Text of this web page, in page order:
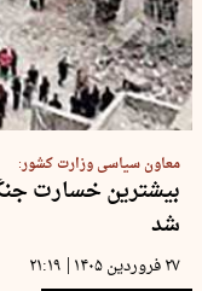
معاون سیاسی وزارت کشور:
بیشترین خسارت
شد
۲۷ فروردین ۱۴۰۵ | ۲۱:۱۹